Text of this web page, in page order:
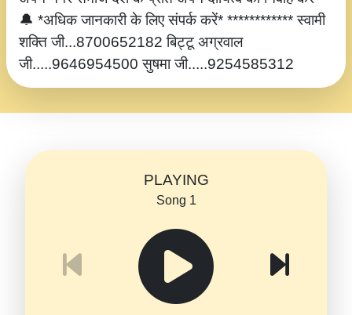
🔔 *अधिक जानकारी के लिए संपर्क करें* ************ स्वामी
शक्ति जी...8700652182 बिट्टू अग्रवाल
जी.....9646954500 सुषमा जी.....9254585312
PLAYING
Song 1